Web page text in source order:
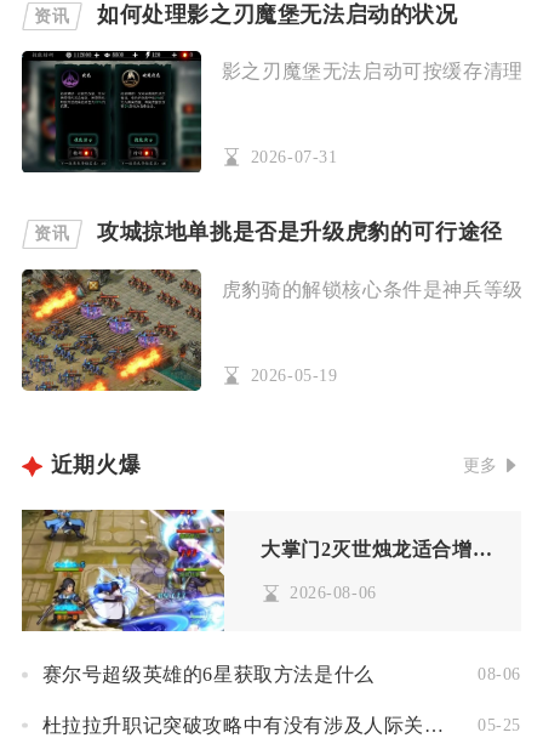
资讯 如何处理影之刃魔堡无法启动的状况
影之刃魔堡无法启动可按缓存清理
2026-07-31
资讯 攻城掠地单挑是否是升级虎豹的可行途径
虎豹骑的解锁核心条件是神兵等级
2026-05-19
近期火爆 更多
大掌门2灭世烛龙适合增加哪些属性
2026-08-06
赛尔号超级英雄的6星获取方法是什么 08-06
杜拉拉升职记突破攻略中有没有涉及人际关系的建议 05-25